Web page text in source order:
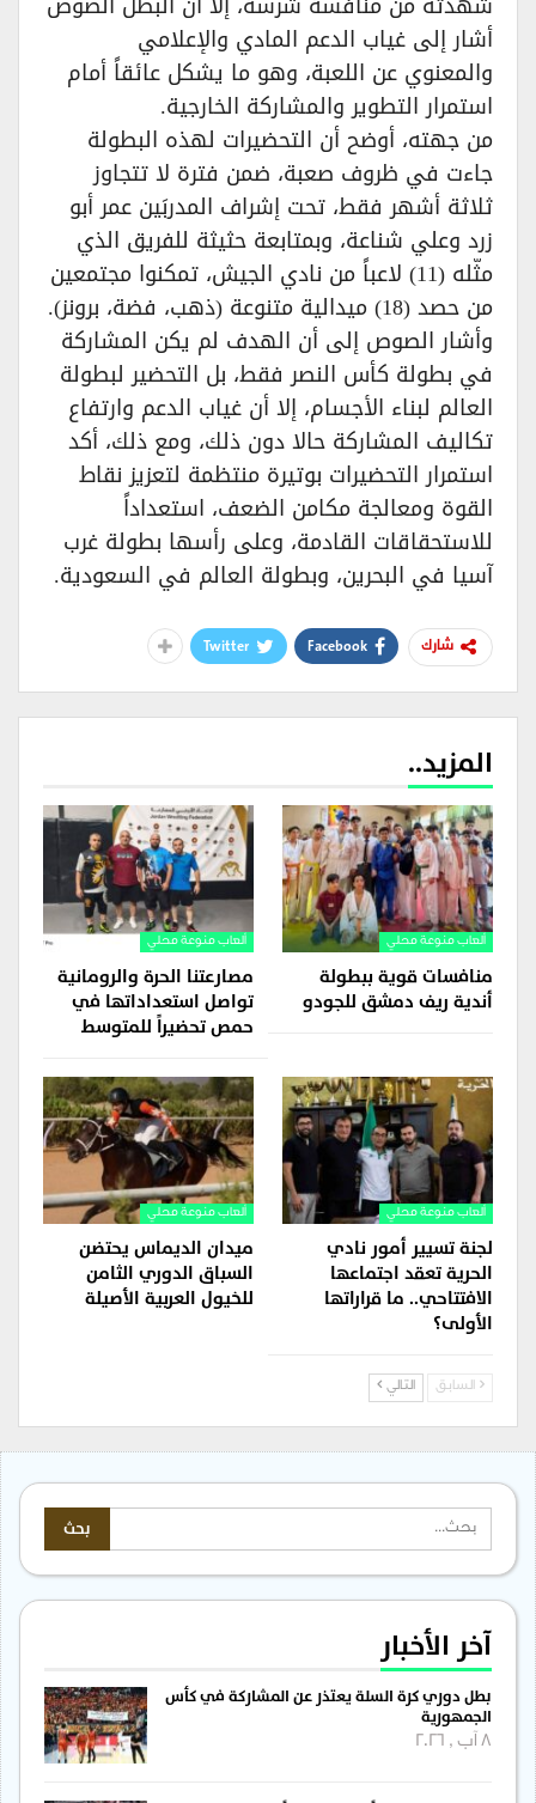
أشار إلى غياب الدعم المادي والإعلامي
والمعنوي عن اللعبة، وهو ما يشكل عائقاً أمام
استمرار التطوير والمشاركة الخارجية.
من جهته، أوضح أن التحضيرات لهذه البطولة
جاءت في ظروف صعبة، ضمن فترة لا تتجاوز
ثلاثة أشهر فقط، تحت إشراف المدربَين عمر أبو
زرد وعلي شناعة، وبمتابعة حثيثة للفريق الذي
مثّله (11) لاعباً من نادي الجيش، تمكنوا مجتمعين
من حصد (18) ميدالية متنوعة (ذهب، فضة، برونز).
وأشار الصوص إلى أن الهدف لم يكن المشاركة
في بطولة كأس النصر فقط، بل التحضير لبطولة
العالم لبناء الأجسام، إلا أن غياب الدعم وارتفاع
تكاليف المشاركة حالا دون ذلك، ومع ذلك، أكد
استمرار التحضيرات بوتيرة منتظمة لتعزيز نقاط
القوة ومعالجة مكامن الضعف، استعداداً
للاستحقاقات القادمة، وعلى رأسها بطولة غرب
آسيا في البحرين، وبطولة العالم في السعودية.
شارك Facebook
Twitter
المزيد..
ألعاب منوعة محلي
منافسات قوية ببطولة
أندية ريف دمشق للجودو
ألعاب منوعة محلي
مصارعتنا الحرة والرومانية
تواصل استعداداتها في
حمص تحضيراً للمتوسط
ألعاب منوعة محلي
لجنة تسيير أمور نادي
الحرية تعقد اجتماعها
الافتتاحي.. ما قراراتها
الأولى؟
ألعاب منوعة محلي
ميدان الديماس يحتضن
السباق الدوري الثامن
للخيول العربية الأصيلة
السابق التالي
آخر الأخبار
بطل دوري كرة السلة يعتذر عن المشاركة في كأس
الجمهورية